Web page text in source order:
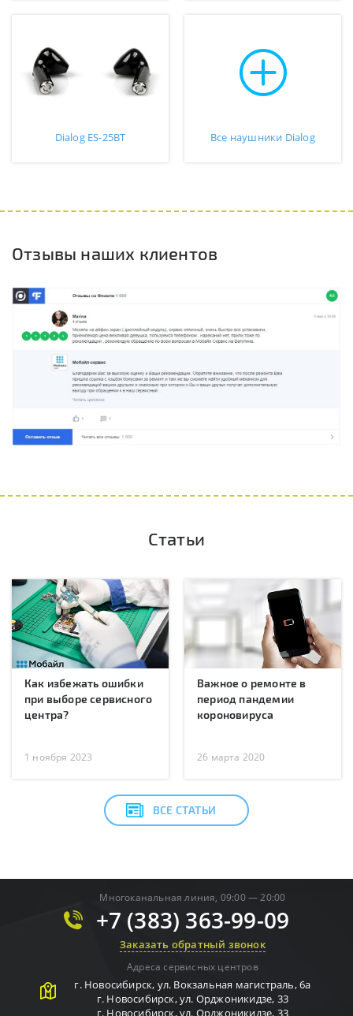
Dialog ES-25BT Все наушники Dialog
Отзывы наших клиентов
Статьи
Как избежать ошибки
при выборе сервисного
центра?
1 ноября 2023
Важное о ремонте в
период пандемии
короновируса
26 марта 2020
ВСЕ СТАТЬИ
Многоканальная линия, 09:00 — 20:00
+7 (383) 363-99-09
Заказать обратный звонок
Адреса сервисных центров
г. Новосибирск, ул. Вокзальная магистраль, 6а
г. Новосибирск,ул. Орджоникидзе, 33
г. Новосибирск,ул. Орджоникидзе, 33